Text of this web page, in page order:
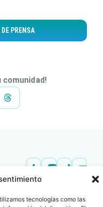
tecnologías como las
DE PRENSA
comunidad!
Travesera de Gracia, 56 -